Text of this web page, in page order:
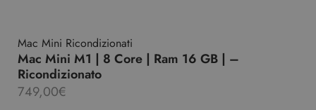
Mac Mini Ricondizionati
Mac Mini M1 | 8 Core | Ram 16 GB | –
Ricondizionato
749,00€